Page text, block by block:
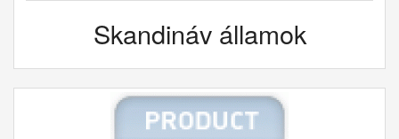
Skandináv államok